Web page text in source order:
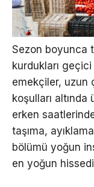
Sezon boyunca
kurdukları
emekçiler, uzun
koşulları altında
erken
taşıma,
bölümü yoğun
en yoğun